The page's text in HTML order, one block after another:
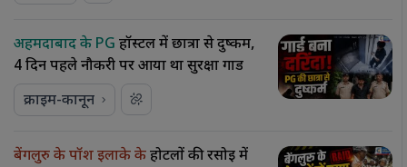
अहमदाबाद के PG हॉस्टल में छात्रा से दुष्कर्म,
4 दिन पहले नौकरी पर आया था सुरक्षा गार्ड
क्राइम-कानून
बेंगलुरु के पॉश इलाके केहोटलों की रसोई में